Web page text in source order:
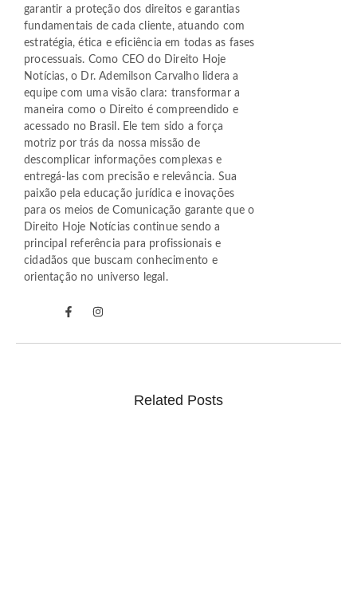
garantir a proteção dos direitos e garantias
fundamentais de cada cliente, atuando com
estratégia, ética e eficiência em todas as fases
processuais. Como CEO do Direito Hoje
Notícias, o Dr. Ademilson Carvalho lidera a
equipe com uma visão clara: transformar a
maneira como o Direito é compreendido e
acessado no Brasil. Ele tem sido a força
motriz por trás da nossa missão de
descomplicar informações complexas e
entregá-las com precisão e relevância. Sua
paixão pela educação jurídica e inovações
para os meios de Comunicação garante que o
Direito Hoje Notícias continue sendo a
principal referência para profissionais e
cidadãos que buscam conhecimento e
orientação no universo legal.
Related Posts